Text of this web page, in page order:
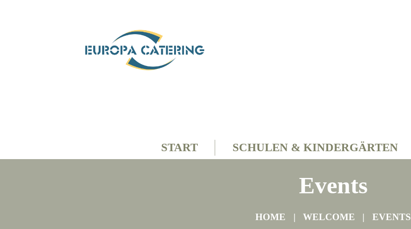
START SCHULEN & KINDERGÄRTEN
Events
HOME WELCOME EVENTS